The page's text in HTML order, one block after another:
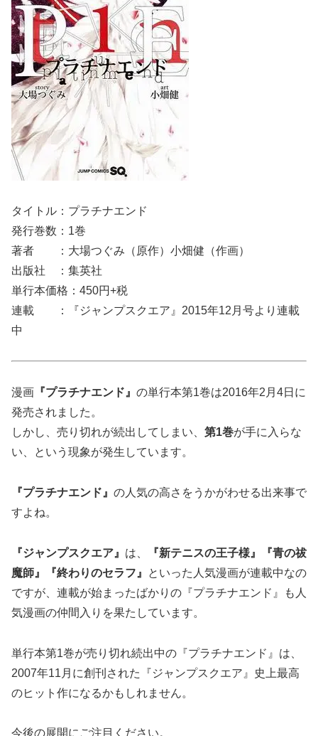
タイトル：プラチナエンド
発行巻数：1巻
著者 ：大場つぐみ（原作）小畑健（作画）
出版社 ：集英社
単行本価格：450円+税
連載 ：『ジャンプスクエア』2015年12月号より連載
中
漫画 『プラチナエンド』 の単行本第1巻は2016年2月4日に
発売されました。
しかし、売り切れが続出してしまい、 第1巻が手に入らな
い、という現象が発生しています。
『プラチナエンド』 の人気の高さをうかがわせる出来事で
すよね。
『ジャンプスクエア』 は、
『新テニスの王子様』『青の祓
魔師』『終わりのセラフ』
といった人気漫画が連載中なの
ですが、連載が始まったばかりの『プラチナエンド』も人
気漫画の仲間入りを果たしています。
単行本第1巻が売り切れ続出中の『プラチナエンド』は、
2007年11月に創刊された『ジャンプスクエア』史上最高
のヒット作になるかもしれません。
今後の展開にご注目ください。